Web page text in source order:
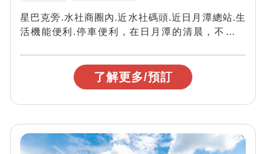
星巴克旁.水社商圈內.近水社碼頭.近日月潭總站.生
活機能便利.停車便利，在日月潭的清晨，不會賴
了解更多/預訂